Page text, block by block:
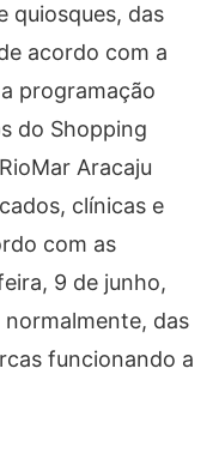
quiosques, das
acordo com a
programação
do Shopping
Aracaju
clínicas e
com as
9 de junho,
das
funcionando a